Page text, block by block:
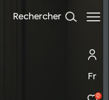
Fr
0
rechercher